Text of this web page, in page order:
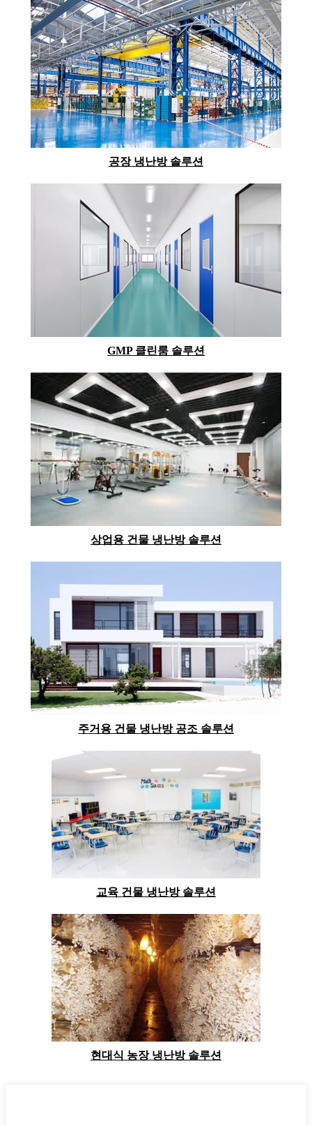
공장 냉난방 솔루션
GMP 클린룸 솔루션
상업용 건물 냉난방 솔루션
주거용 건물 냉난방 공조 솔루션
교육 건물 냉난방 솔루션
현대식 농장 냉난방 솔루션